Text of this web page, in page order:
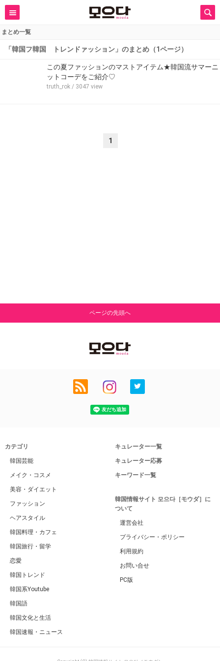
まとめ一覧
「韓国フ韓国 トレンドァッション」のまとめ（1ページ）
この夏ファッションのマストアイテム★韓国流サマーニ
ットコーデをご紹介♡
truth_rok / 3047 view
1
ページの先頭へ
カテゴリ
韓国芸能
メイク・コスメ
美容・ダイエット
ファッション
ヘアスタイル
韓国料理・カフェ
韓国旅行・留学
恋愛
韓国トレンド
韓国系Youtube
韓国語
韓国文化と生活
韓国速報・ニュース
キュレーター一覧
キュレーター応募
キーワード一覧
韓国情報サイト 모으다［モウダ］に
ついて
運営会社
プライバシー・ポリシー
利用規約
お問い合せ
PC版